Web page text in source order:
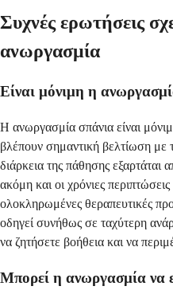
Συχνές ερωτήσεις
ανωργασμία
Είναι μόνιμη η
Η ανωργασμία σπάνια είναι
βλέπουν σημαντική βελτίωση με
διάρκεια της πάθησης εξαρτάται
ακόμη και οι χρόνιες
ολοκληρωμένες θεραπευτικές
οδηγεί συνήθως σε ταχύτερη
να ζητήσετε βοήθεια και να
Μπορεί η ανωργασμία να